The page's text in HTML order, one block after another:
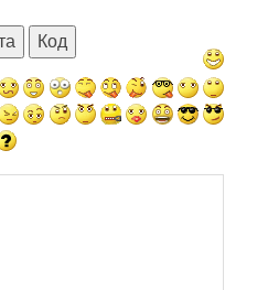
Код